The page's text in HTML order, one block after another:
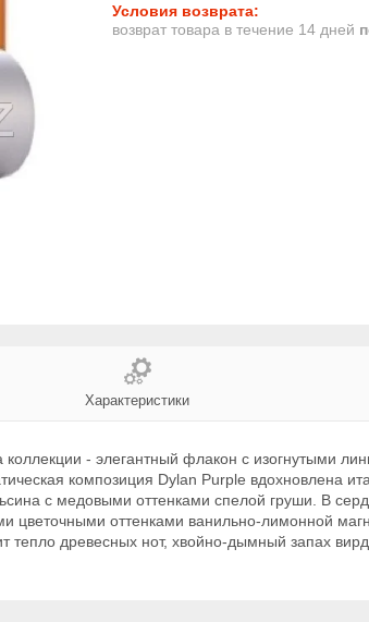
возврат товара в течение 14 дней
Характеристики
- элегантный флакон с изогнутыми
композиция Dylan Purple вдохновлена
с медовыми оттенками спелой груши. В
цветочными оттенками ванильно-лимонной
древесных нот, хвойно-дымный запах